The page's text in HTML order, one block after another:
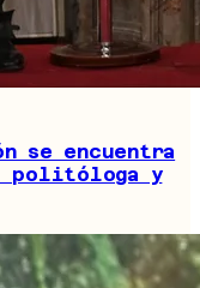
se encuentra
politóloga y